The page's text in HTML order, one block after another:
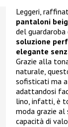
Leggeri,
pantaloni
del
soluzione
elegante
Grazie alla
naturale,
sofisticati ma
adattandosi
lino, infatti, è
moda grazie al
capacità di